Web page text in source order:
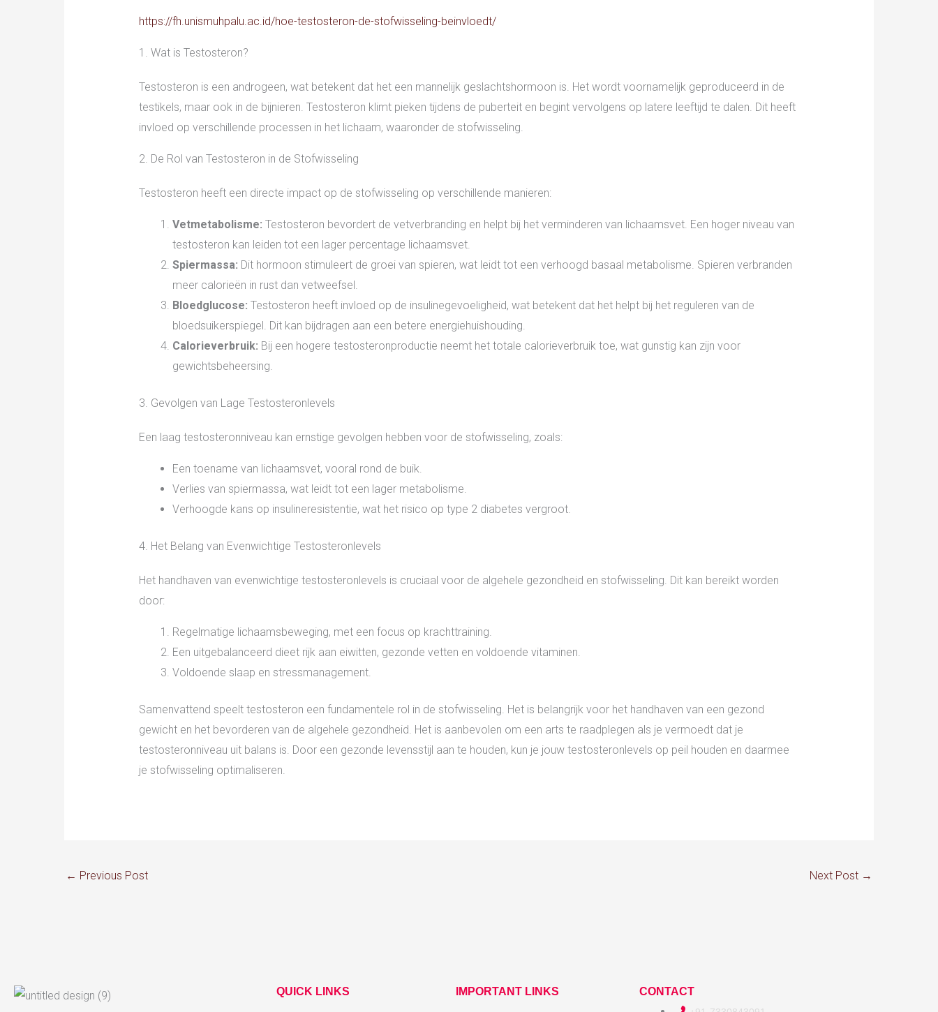
https://fh.unismuhpalu.ac.id/hoe-testosteron-de-stofwisseling-beinvloedt/
1. Wat is Testosteron?
Testosteron is een androgeen, wat betekent dat het een mannelijk geslachtshormoon is. Het wordt voornamelijk geproduceerd in de
testikels, maar ook in de bijnieren. Testosteron klimt pieken tijdens de puberteit en begint vervolgens op latere leeftijd te dalen. Dit heeft
invloed op verschillende processen in het lichaam, waaronder de stofwisseling.
2. De Rol van Testosteron in de Stofwisseling
Testosteron heeft een directe impact op de stofwisseling op verschillende manieren:
Vetmetabolisme: Testosteron bevordert de vetverbranding en helpt bij het verminderen van lichaamsvet. Een hoger niveau van
testosteron kan leiden tot een lager percentage lichaamsvet.
Spiermassa: Dit hormoon stimuleert de groei van spieren, wat leidt tot een verhoogd basaal metabolisme. Spieren verbranden
meer calorieën in rust dan vetweefsel.
Bloedglucose: Testosteron heeft invloed op de insulinegevoeligheid, wat betekent dat het helpt bij het reguleren van de
bloedsuikerspiegel. Dit kan bijdragen aan een betere energiehuishouding.
Calorieverbruik: Bij een hogere testosteronproductie neemt het totale calorieverbruik toe, wat gunstig kan zijn voor
gewichtsbeheersing.
3. Gevolgen van Lage Testosteronlevels
Een laag testosteronniveau kan ernstige gevolgen hebben voor de stofwisseling, zoals:
Een toename van lichaamsvet, vooral rond de buik.
Verlies van spiermassa, wat leidt tot een lager metabolisme.
Verhoogde kans op insulineresistentie, wat het risico op type 2 diabetes vergroot.
4. Het Belang van Evenwichtige Testosteronlevels
Het handhaven van evenwichtige testosteronlevels is cruciaal voor de algehele gezondheid en stofwisseling. Dit kan bereikt worden
door:
Regelmatige lichaamsbeweging, met een focus op krachttraining.
Een uitgebalanceerd dieet rijk aan eiwitten, gezonde vetten en voldoende vitaminen.
Voldoende slaap en stressmanagement.
Samenvattend speelt testosteron een fundamentele rol in de stofwisseling. Het is belangrijk voor het handhaven van een gezond
gewicht en het bevorderen van de algehele gezondheid. Het is aanbevolen om een arts te raadplegen als je vermoedt dat je
testosteronniveau uit balans is. Door een gezonde levensstijl aan te houden, kun je jouw testosteronlevels op peil houden en daarmee
je stofwisseling optimaliseren.
← Previous Post Next Post →
QUICK LINKS IMPORTANT LINKS CONTACT